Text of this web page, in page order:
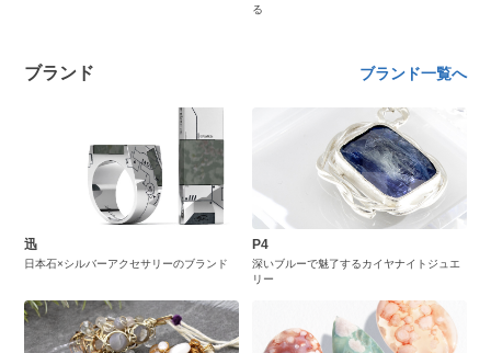
る
ブランド ブランド一覧へ
迅
日本石×シルバーアクセサリーのブランド
P4
深いブルーで魅了するカイヤナイトジュエ
リー